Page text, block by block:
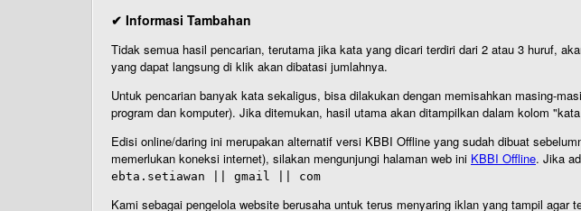
✔ Informasi Tambahan
Tidak semua hasil pencarian, terutama jika kata yang dicari terdiri dari 2 atau 3 huruf,
yang dapat langsung di klik akan dibatasi jumlahnya.
Untuk pencarian banyak kata sekaligus, bisa dilakukan dengan memisahkan masing-
program dan komputer). Jika ditemukan, hasil utama akan ditampilkan dalam kolom
Edisi online/daring ini merupakan alternatif versi KBBI Offline yang sudah dibuat
memerlukan koneksi internet), silakan mengunjungi halaman web ini KBBI Offline. Jika
ebta.setiawan || gmail || com
Kami sebagai pengelola website berusaha untuk terus menyaring iklan yang tampil